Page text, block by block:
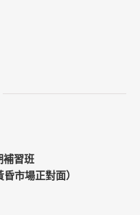
補習班
市場正對面）